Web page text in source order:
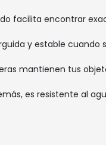
facilita encontrar
y estable cuando
mantienen tus
es resistente al